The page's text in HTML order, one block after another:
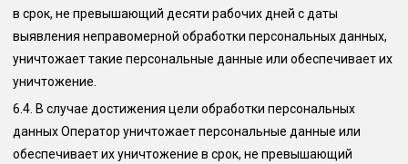
в срок, не превышающий десяти рабочих дней с даты
выявления неправомерной обработки персональных данных,
уничтожает такие персональные данные или обеспечивает их
уничтожение.
6.4. В случае достижения цели обработки персональных
данных Оператор уничтожает персональные данные или
обеспечивает их уничтожение в срок, не превышающий